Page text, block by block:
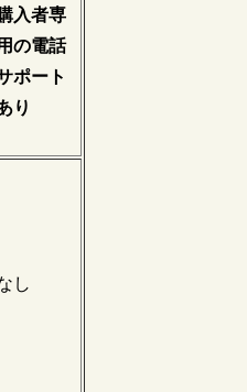
入者専
の電話
ポート
り
し